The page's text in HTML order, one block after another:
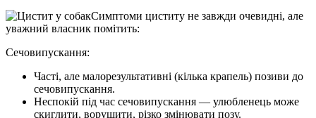
Симптоми циститу не завжди очевидні, але
уважний власник помітить:
Сечовипускання:
Часті, але малорезультативні (кілька крапель) позиви до
сечовипускання.
Неспокій під час сечовипускання — улюбленець може
скиглити, ворушити, різко змінювати позу.